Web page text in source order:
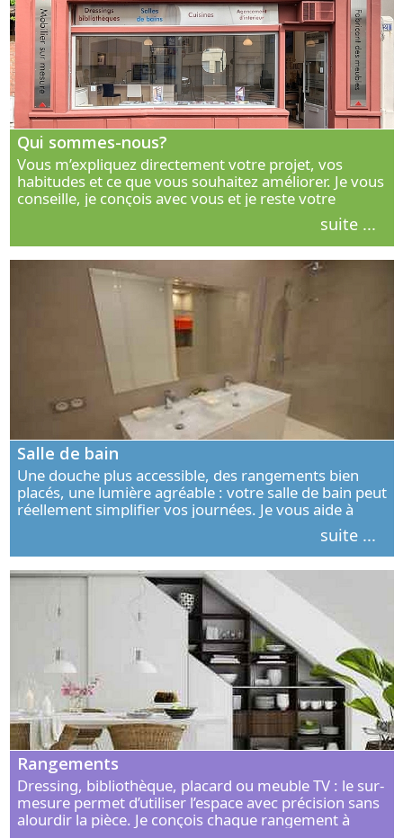
Qui sommes-nous?
Vous m’expliquez directement votre projet, vos
habitudes et ce que vous souhaitez améliorer. Je vous
conseille, je conçois avec vous et je reste votre
interlocuteur principal. Découvrez ma façon de vous
suite ...
Salle de bain
Une douche plus accessible, des rangements bien
placés, une lumière agréable : votre salle de bain peut
réellement simplifier vos journées. Je vous aide à
concevoir un espace élégant, confortable et adapté à
suite ...
Rangements
Dressing, bibliothèque, placard ou meuble TV : le sur-
mesure permet d’utiliser l’espace avec précision sans
alourdir la pièce. Je conçois chaque rangement à